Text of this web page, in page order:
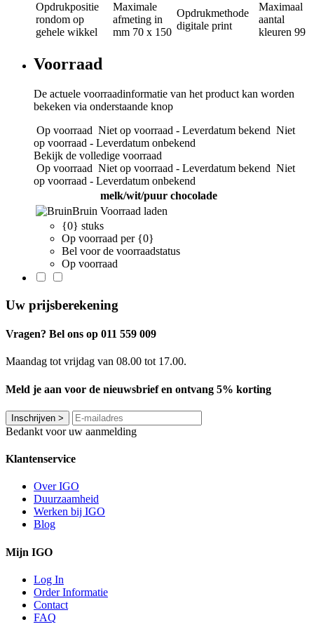
Opdrukpositie
rondom op
gehele wikkel
Maximale
afmeting in
mm 70 x 150
Opdrukmethode
digitale print
Maximaal
aantal
kleuren 99
Voorraad
De actuele voorraadinformatie van het product kan worden
bekeken via onderstaande knop
Op voorraad Niet op voorraad - Leverdatum bekend Niet
op voorraad - Leverdatum onbekend
Bekijk de volledige voorraad
Op voorraad Niet op voorraad - Leverdatum bekend Niet
op voorraad - Leverdatum onbekend
melk/wit/puur chocolade
Bruin Voorraad laden
{0} stuks
Op voorraad per {0}
Bel voor de voorraadstatus
Op voorraad
Uw prijsberekening
Vragen? Bel ons op 011 559 009
Maandag tot vrijdag van 08.00 tot 17.00.
Meld je aan voor de nieuwsbrief en ontvang 5% korting
Inschrijven >
Bedankt voor uw aanmelding
Klantenservice
Over IGO
Duurzaamheid
Werken bij IGO
Blog
Mijn IGO
Log In
Order Informatie
Contact
FAQ